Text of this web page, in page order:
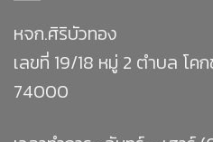
หจก.ศิริบัวทอง
เลขที่ 19/18 หมู่ 2 ตำบล โค
74000